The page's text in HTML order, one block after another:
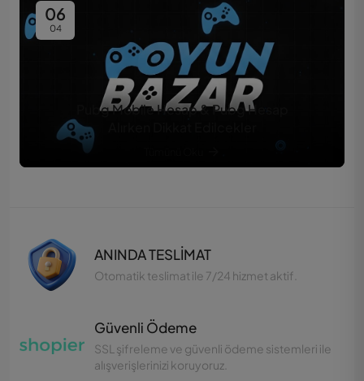
06
04
Pubg Mobile Hesap & Pubg Hesap
ANINDA TESLİMAT
Otomatik teslimat ile 7/24 hizmet aktif.
Güvenli Ödeme
SSL şifreleme ve güvenli ödeme sistemleri ile
alışverişlerinizi koruyoruz.